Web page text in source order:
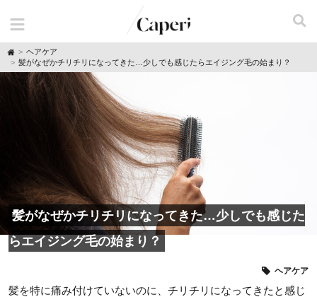
H
o
m
ヘアケア
髪がなぜかチリチリになってきた…少しでも感じたらエイジング毛の始まり？
髪がなぜかチリチリになってきた…少しでも感じた
らエイジング毛の始まり？
ヘアケア
髪を特に痛み付けていないのに、チリチリになってきたと感じ